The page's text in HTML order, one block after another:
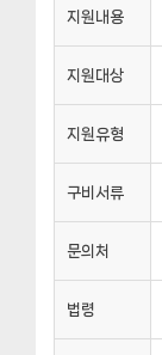
지원내용
지원대상
지원유형
구비서류
문의처
법령